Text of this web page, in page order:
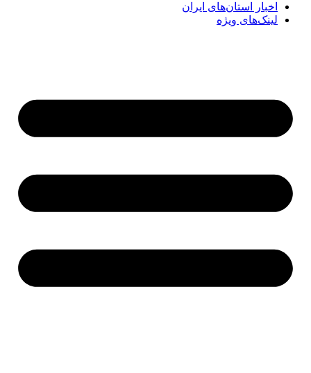
اخبار استان‌های ایران
لینک‌های ویژه